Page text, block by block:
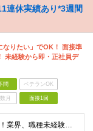
連休実績あり*3週間
なりたい」でOK！ 面接準
未経験から即・正社員デ
問 ベテランOK
月 面接1回
＜学歴不問・第二新卒歓迎！業界、職種未経験歓迎！20代～30代活躍中＞ ★35歳以下の方（若年層の長期キャリア形成を図るため） ★フリーター・正社員未経験・社会人未経験OK ★転職回数が多い方もぜひ